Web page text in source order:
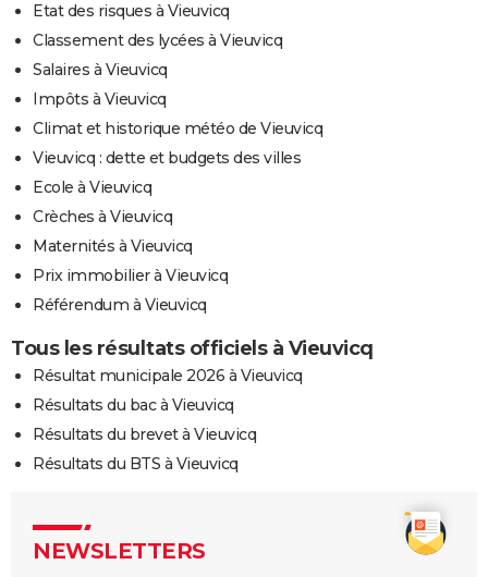
Etat des risques à Vieuvicq
Classement des lycées à Vieuvicq
Salaires à Vieuvicq
Impôts à Vieuvicq
Climat et historique météo de Vieuvicq
Vieuvicq : dette et budgets des villes
Ecole à Vieuvicq
Crèches à Vieuvicq
Maternités à Vieuvicq
Prix immobilier à Vieuvicq
Référendum à Vieuvicq
Tous les résultats officiels à Vieuvicq
Résultat municipale 2026 à Vieuvicq
Résultats du bac à Vieuvicq
Résultats du brevet à Vieuvicq
Résultats du BTS à Vieuvicq
NEWSLETTERS